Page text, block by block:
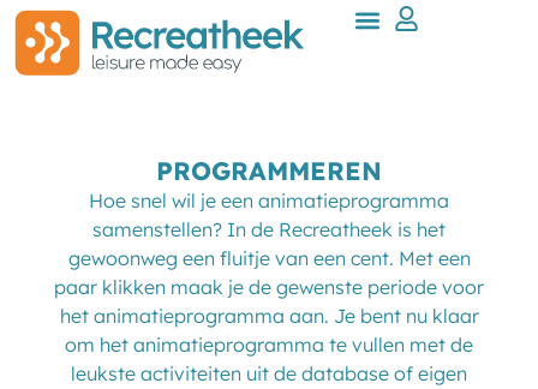
PROGRAMMEREN
Hoe snel wil je een animatieprogramma
samenstellen? In de Recreatheek is het
gewoonweg een fluitje van een cent. Met een
paar klikken maak je de gewenste periode voor
het animatieprogramma aan. Je bent nu klaar
om het animatieprogramma te vullen met de
leukste activiteiten uit de database of eigen